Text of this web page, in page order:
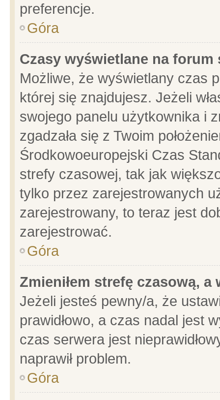
preferencje.
Góra
Czasy wyświetlane na forum
Możliwe, że wyświetlany czas
której się znajdujesz. Jeżeli
swojego panelu użytkownika i
zgadzała się z Twoim
Środkowoeuropejski Czas
strefy czasowej, tak jak
tylko przez zarejestrowanych
zarejestrowany, to teraz jest
zarejestrować.
Góra
Zmieniłem strefę czasową,
Jeżeli jesteś pewny/a, że
prawidłowo, a czas nadal jest
czas serwera jest
naprawił problem.
Góra